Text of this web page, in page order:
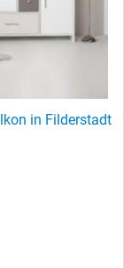
in Filderstadt